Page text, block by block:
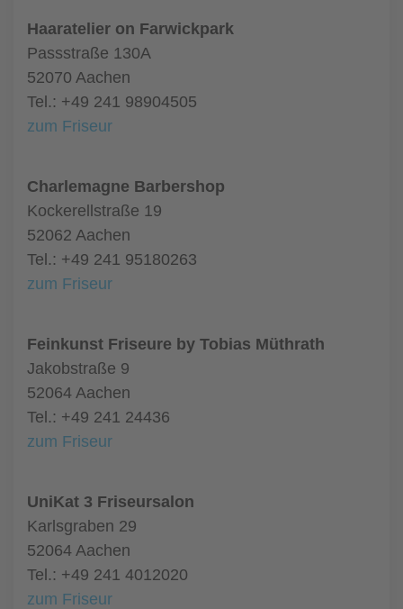
Haaratelier on Farwickpark
Passstraße 130A
52070 Aachen
Tel.: +49 241 98904505
zum Friseur
Charlemagne Barbershop
Kockerellstraße 19
52062 Aachen
Tel.: +49 241 95180263
zum Friseur
Feinkunst Friseure by Tobias Müthrath
Jakobstraße 9
52064 Aachen
Tel.: +49 241 24436
zum Friseur
UniKat 3 Friseursalon
Karlsgraben 29
52064 Aachen
Tel.: +49 241 4012020
zum Friseur